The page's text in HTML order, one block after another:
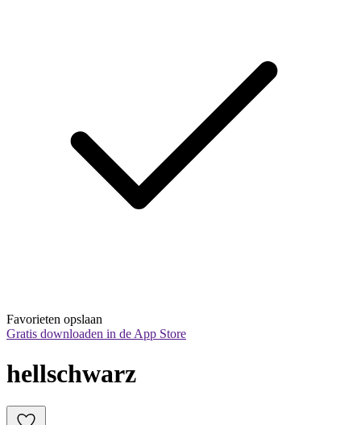
Favorieten opslaan
Gratis downloaden in de App Store
hellschwarz